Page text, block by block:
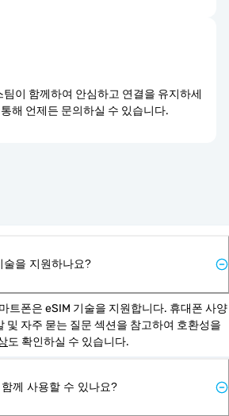
이 함께하여 안심하고 연결을 유지하세
해 언제든 문의하실 수 있습니다.
을 지원하나요?
트폰은 eSIM 기술을 지원합니다. 휴대폰 사양
및 자주 묻는 질문 섹션을 참고하여 호환성을
도 확인하실 수 있습니다.
께 사용할 수 있나요?